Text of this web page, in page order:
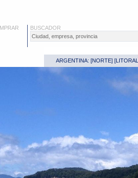
BUSCADOR
ARGENTINA: [NORTE] [LITORAL